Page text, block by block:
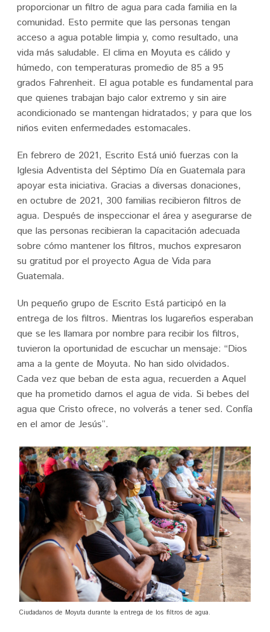
proporcionar un filtro de agua para cada familia en la
comunidad. Esto permite que las personas tengan
acceso a agua potable limpia y, como resultado, una
vida más saludable. El clima en Moyuta es cálido y
húmedo, con temperaturas promedio de 85 a 95
grados Fahrenheit. El agua potable es fundamental para
que quienes trabajan bajo calor extremo y sin aire
acondicionado se mantengan hidratados; y para que los
niños eviten enfermedades estomacales.
En febrero de 2021, Escrito Está unió fuerzas con la
Iglesia Adventista del Séptimo Día en Guatemala para
apoyar esta iniciativa. Gracias a diversas donaciones,
en octubre de 2021, 300 familias recibieron filtros de
agua. Después de inspeccionar el área y asegurarse de
que las personas recibieran la capacitación adecuada
sobre cómo mantener los filtros, muchos expresaron
su gratitud por el proyecto Agua de Vida para
Guatemala.
Un pequeño grupo de Escrito Está participó en la
entrega de los filtros. Mientras los lugareños esperaban
que se les llamara por nombre para recibir los filtros,
tuvieron la oportunidad de escuchar un mensaje: “Dios
ama a la gente de Moyuta. No han sido olvidados.
Cada vez que beban de esta agua, recuerden a Aquel
que ha prometido darnos el agua de vida. Si bebes del
agua que Cristo ofrece, no volverás a tener sed. Confía
en el amor de Jesús”.
Ciudadanos de Moyuta durante la entrega de los filtros de agua.